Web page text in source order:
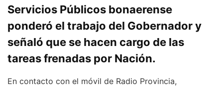
Servicios Públicos bonaerense
ponderó el trabajo del Gobernador y
señaló que se hacen cargo de las
tareas frenadas por Nación.
En contacto con el móvil de Radio Provincia,